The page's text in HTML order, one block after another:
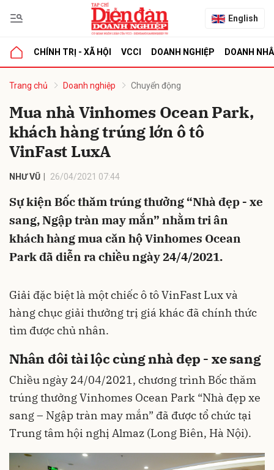
English
CHÍNH TRỊ - XÃ HỘI VCCI DOANH NGHIỆP DOANH
Trang chủ Doanh nghiệp Chuyển động
Mua nhà Vinhomes Ocean Park,
khách hàng trúng lớn ô tô
VinFast LuxA
NHƯ VŨ 26/04/2021 07:44
Sự kiện Bốc thăm trúng thưởng “Nhà đẹp - xe
sang, Ngập tràn may mắn” nhằm tri ân
khách hàng mua căn hộ Vinhomes Ocean
Park đã diễn ra chiều ngày 24/4/2021.
Giải đặc biệt là một chiếcô tô VinFast Lux và
hàng chục giải thưởng trị giá khác đã chính thức
tìm được chủ nhân.
Nhân đôi tài lộc cùng nhà đẹp - xe sang
Chiều ngày 24/04/2021, chương trình Bốc thăm
trúng thưởng Vinhomes Ocean Park “Nhà đẹp xe
sang – Ngập tràn may mắn” đã được tổ chức tại
Trung tâm hội nghị Almaz (Long Biên, Hà Nội).
luận
Hủy